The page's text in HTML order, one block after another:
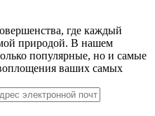
где каждый
природой. В нашем
популярные, но и самые
ваших самых